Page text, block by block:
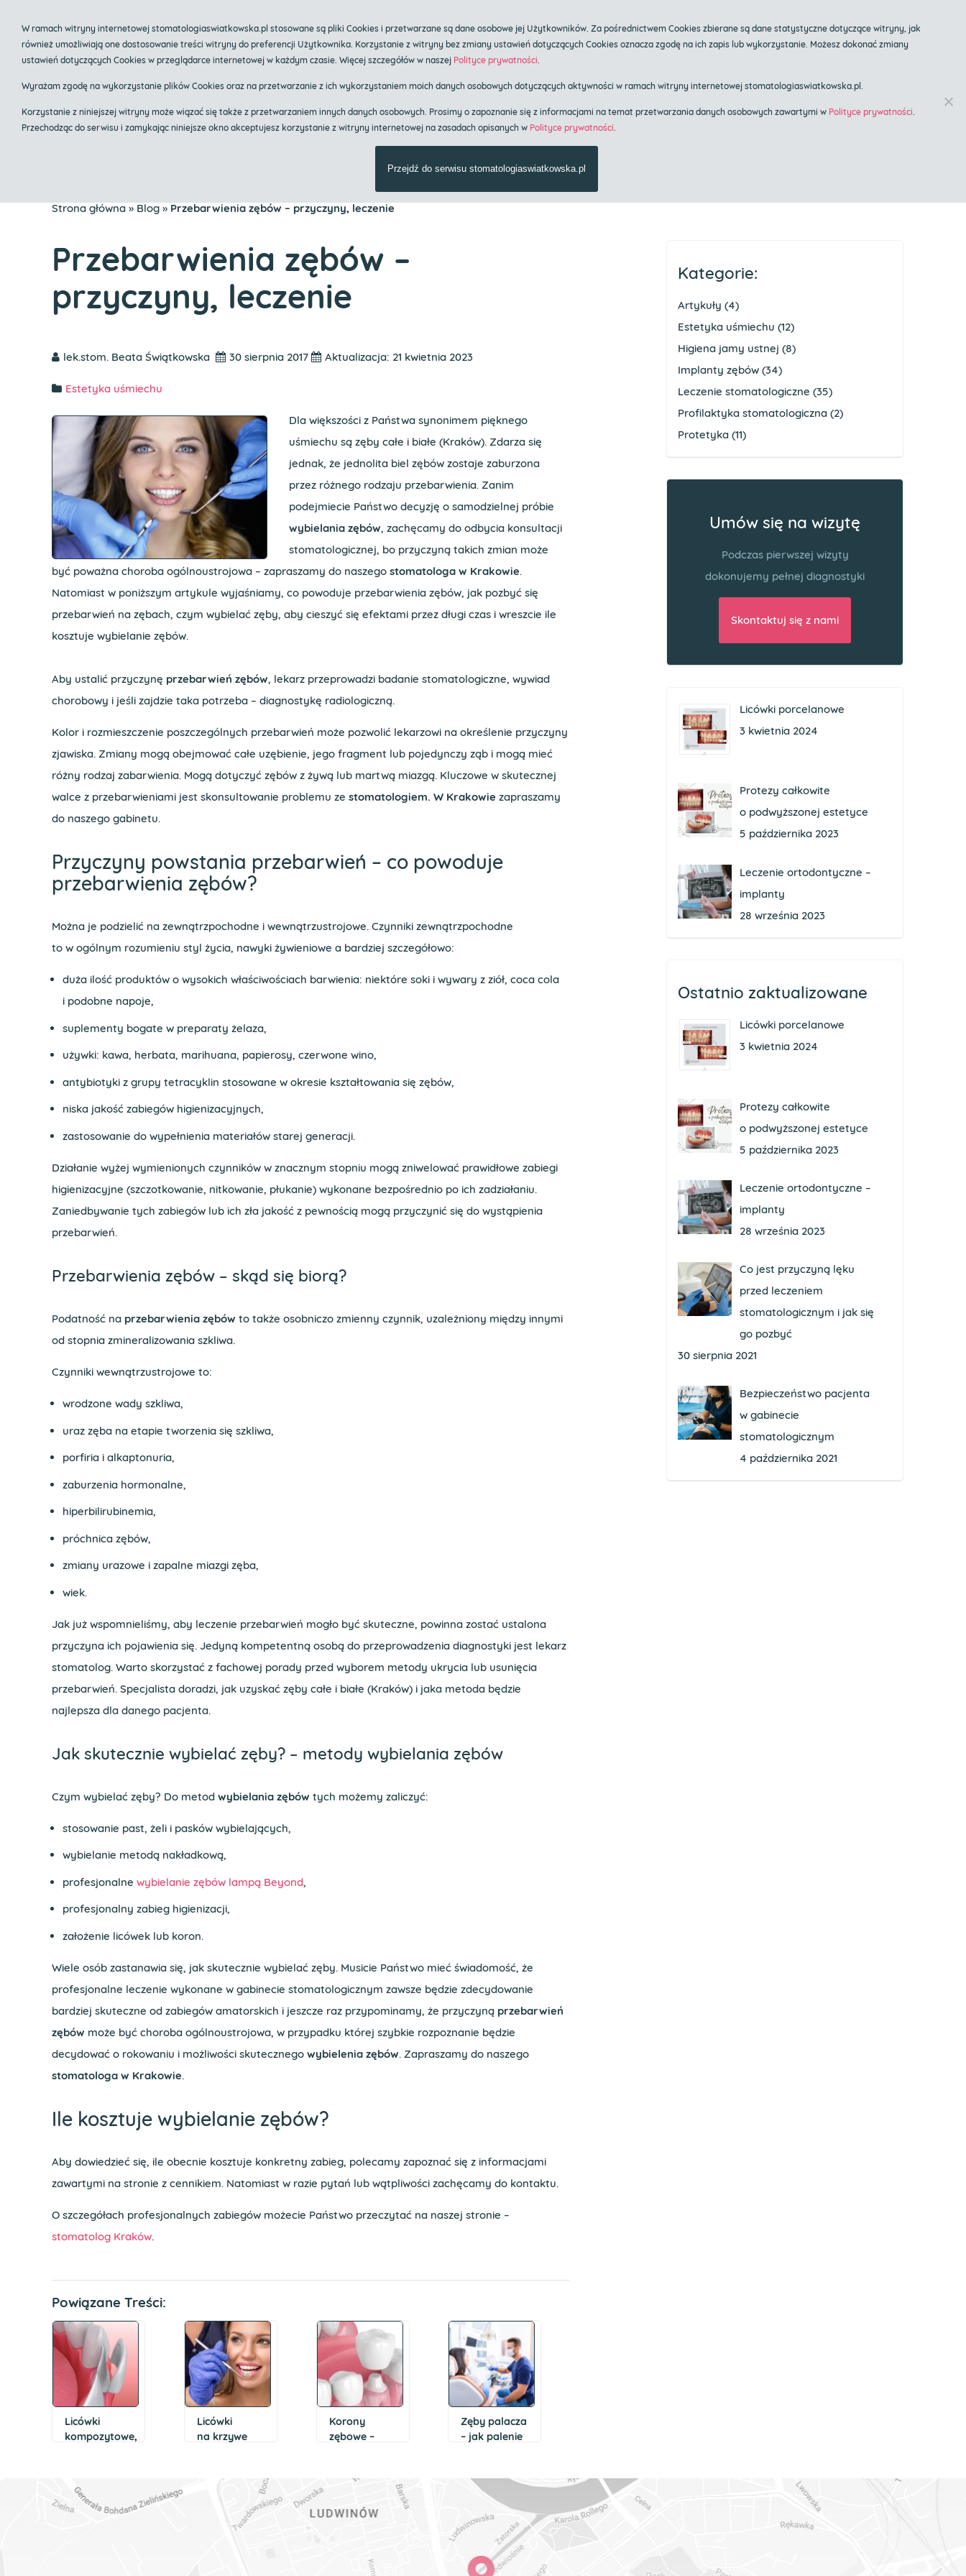
Centrum implantologii i stomatologii estetycznej
Klinika O mnie Zakres usług Cennik Znieczulenie ogólne
Strona główna » Blog » Przebarwienia zębów – przyczyny, leczenie
Przebarwienia zębów –
przyczyny, leczenie
lek.stom. Beata Świątkowska 30 sierpnia 2017 Aktualizacja: 21 kwietnia 2023
Estetyka uśmiechu
Dla większości z Państwa synonimem pięknego
uśmiechu są zęby całe i białe (Kraków). Zdarza się
jednak, że jednolita biel zębów zostaje zaburzona
przez różnego rodzaju przebarwienia. Zanim
podejmiecie Państwo decyzję o samodzielnej próbie
wybielania zębów, zachęcamy do odbycia konsultacji
stomatologicznej, bo przyczyną takich zmian może
być poważna choroba ogólnoustrojowa – zapraszamy do naszego stomatologa w Krakowie.
Natomiast w poniższym artykule wyjaśniamy, co powoduje przebarwienia zębów, jak pozbyć się
przebarwień na zębach, czym wybielać zęby, aby cieszyć się efektami przez długi czas i wreszcie ile
kosztuje wybielanie zębów.
Aby ustalić przyczynę przebarwień zębów, lekarz przeprowadzi badanie stomatologiczne, wywiad
chorobowy i jeśli zajdzie taka potrzeba – diagnostykę radiologiczną.
Kolor i rozmieszczenie poszczególnych przebarwień może pozwolić lekarzowi na określenie przyczyny
zjawiska. Zmiany mogą obejmować całe uzębienie, jego fragment lub pojedynczy ząb i mogą mieć
różny rodzaj zabarwienia. Mogą dotyczyć zębów z żywą lub martwą miazgą. Kluczowe w skutecznej
walce z przebarwieniami jest skonsultowanie problemu ze stomatologiem. W Krakowie zapraszamy
do naszego gabinetu.
Przyczyny powstania przebarwień – co powoduje
przebarwienia zębów?
Można je podzielić na zewnątrzpochodne i wewnątrzustrojowe. Czynniki zewnątrzpochodne
to w ogólnym rozumieniu styl życia, nawyki żywieniowe a bardziej szczegółowo:
duża ilość produktów o wysokich właściwościach barwienia: niektóre soki i wywary z ziół, coca cola
i podobne napoje,
suplementy bogate w preparaty żelaza,
używki: kawa, herbata, marihuana, papierosy, czerwone wino,
antybiotyki z grupy tetracyklin stosowane w okresie kształtowania się zębów,
niska jakość zabiegów higienizacyjnych,
zastosowanie do wypełnienia materiałów starej generacji.
Działanie wyżej wymienionych czynników w znacznym stopniu mogą zniwelować prawidłowe zabiegi
higienizacyjne (szczotkowanie, nitkowanie, płukanie) wykonane bezpośrednio po ich zadziałaniu.
Zaniedbywanie tych zabiegów lub ich zła jakość z pewnością mogą przyczynić się do wystąpienia
przebarwień.
Przebarwienia zębów – skąd się biorą?
Podatność na przebarwienia zębów to także osobniczo zmienny czynnik, uzależniony między innymi
od stopnia zmineralizowania szkliwa.
Czynniki wewnątrzustrojowe to:
wrodzone wady szkliwa,
uraz zęba na etapie tworzenia się szkliwa,
porfiria i alkaptonuria,
zaburzenia hormonalne,
hiperbilirubinemia,
próchnica zębów,
zmiany urazowe i zapalne miazgi zęba,
wiek.
Jak już wspomnieliśmy, aby leczenie przebarwień mogło być skuteczne, powinna zostać ustalona
przyczyna ich pojawienia się. Jedyną kompetentną osobą do przeprowadzenia diagnostyki jest lekarz
stomatolog. Warto skorzystać z fachowej porady przed wyborem metody ukrycia lub usunięcia
przebarwień. Specjalista doradzi, jak uzyskać zęby całe i białe (Kraków) i jaka metoda będzie
najlepsza dla danego pacjenta.
Jak skutecznie wybielać zęby? – metody wybielania zębów
Czym wybielać zęby? Do metod wybielania zębów tych możemy zaliczyć:
stosowanie past, żeli i pasków wybielających,
wybielanie metodą nakładkową,
profesjonalne wybielanie zębów lampą Beyond,
profesjonalny zabieg higienizacji,
założenie licówek lub koron.
Wiele osób zastanawia się, jak skutecznie wybielać zęby. Musicie Państwo mieć świadomość, że
profesjonalne leczenie wykonane w gabinecie stomatologicznym zawsze będzie zdecydowanie
bardziej skuteczne od zabiegów amatorskich i jeszcze raz przypominamy, że przyczyną przebarwień
zębów może być choroba ogólnoustrojowa, w przypadku której szybkie rozpoznanie będzie
decydować o rokowaniu i możliwości skutecznego wybielenia zębów. Zapraszamy do naszego
stomatologa w Krakowie.
Ile kosztuje wybielanie zębów?
Aby dowiedzieć się, ile obecnie kosztuje konkretny zabieg, polecamy zapoznać się z informacjami
zawartymi na stronie z cennikiem. Natomiast w razie pytań lub wątpliwości zachęcamy do kontaktu.
O szczegółach profesjonalnych zabiegów możecie Państwo przeczytać na naszej stronie –
stomatolog Kraków.
Powiązane Treści:
Licówki
kompozytowe,
Licówki
na krzywe
je stosować?
Korony
zębowe –
Zęby palacza
– jak palenie
na zdrowie
jamy ustnej
i zębów
Kategorie:
Artykuły (4)
Estetyka uśmiechu (12)
Higiena jamy ustnej (8)
Implanty zębów (34)
Leczenie stomatologiczne (35)
Profilaktyka stomatologiczna (2)
Protetyka (11)
Umów się na wizytę
Podczas pierwszej wizyty
dokonujemy pełnej diagnostyki
Skontaktuj się z nami
Licówki porcelanowe
3 kwietnia 2024
Protezy całkowite
o podwyższonej estetyce
5 października 2023
Leczenie ortodontyczne –
implanty
28 września 2023
Ostatnio zaktualizowane
Licówki porcelanowe
3 kwietnia 2024
Protezy całkowite
o podwyższonej estetyce
5 października 2023
Leczenie ortodontyczne –
implanty
28 września 2023
Co jest przyczyną lęku
przed leczeniem
stomatologicznym i jak się
go pozbyć
30 sierpnia 2021
Bezpieczeństwo pacjenta
w gabinecie
stomatologicznym
4 października 2021
W ramach witryny internetowej stomatologiaswiatkowska.pl stosowane są pliki Cookies i przetwarzane są dane osobowe jej Użytkowników. Za pośrednictwem Cookies zbierane są dane statystyczne dotyczące witryny, jak
również umożliwiają one dostosowanie treści witryny do preferencji Użytkownika. Korzystanie z witryny bez zmiany ustawień dotyczących Cookies oznacza zgodę na ich zapis lub wykorzystanie. Możesz dokonać zmiany
ustawień dotyczących Cookies w przeglądarce internetowej w każdym czasie. Więcej szczegółów w naszej Polityce prywatności.
Wyrażam zgodę na wykorzystanie plików Cookies oraz na przetwarzanie z ich wykorzystaniem moich danych osobowych dotyczących aktywności w ramach witryny internetowej stomatologiaswiatkowska.pl.
Korzystanie z niniejszej witryny może wiązać się także z przetwarzaniem innych danych osobowych. Prosimy o zapoznanie się z informacjami na temat przetwarzania danych osobowych zawartymi w Polityce prywatności.
Przechodząc do serwisu i zamykając niniejsze okno akceptujesz korzystanie z witryny internetowej na zasadach opisanych w Polityce prywatności.
Przejdź do serwisu stomatologiaswiatkowska.pl